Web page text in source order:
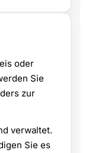
oder
Sie
zur
verwaltet.
Sie es